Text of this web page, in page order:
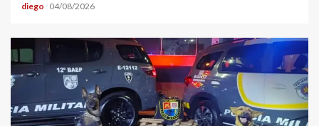
diego 04/08/2026